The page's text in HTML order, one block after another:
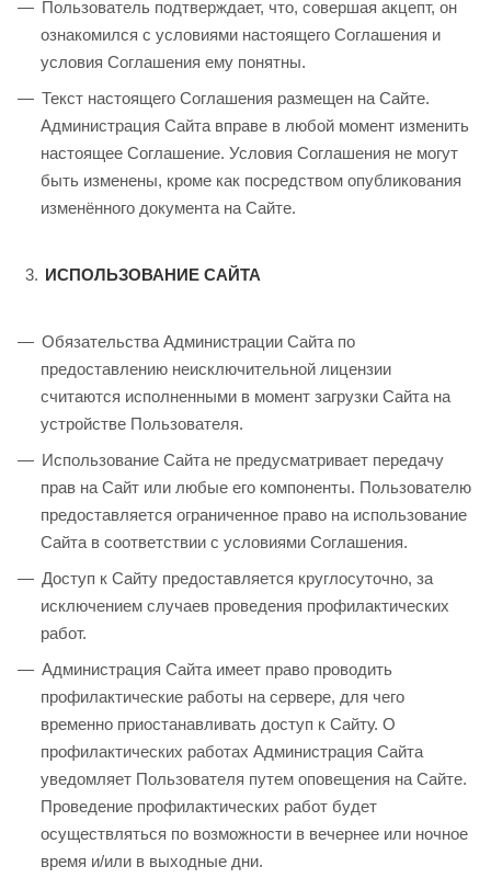
Пользователь подтверждает, что, совершая акцепт, он
ознакомился с условиями настоящего Соглашения и
условия Соглашения ему понятны.
Текст настоящего Соглашения размещен на Сайте.
Администрация Сайта вправе в любой момент изменить
настоящее Соглашение. Условия Соглашения не могут
быть изменены, кроме как посредством опубликования
изменённого документа на Сайте.
ИСПОЛЬЗОВАНИЕ САЙТА
Обязательства Администрации Сайта по
предоставлению неисключительной лицензии
считаются исполненными в момент загрузки Сайта на
устройстве Пользователя.
Использование Сайта не предусматривает передачу
прав на Сайт или любые его компоненты. Пользователю
предоставляется ограниченное право на использование
Сайта в соответствии с условиями Соглашения.
Доступ к Сайту предоставляется круглосуточно, за
исключением случаев проведения профилактических
работ.
Администрация Сайта имеет право проводить
профилактические работы на сервере, для чего
временно приостанавливать доступ к Сайту. О
профилактических работах Администрация Сайта
уведомляет Пользователя путем оповещения на Сайте.
Проведение профилактических работ будет
осуществляться по возможности в вечернее или ночное
время и/или в выходные дни.